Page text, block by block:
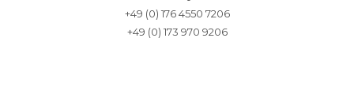
+49 (0) 176 4550 7206
+49 (0) 173 970 9206